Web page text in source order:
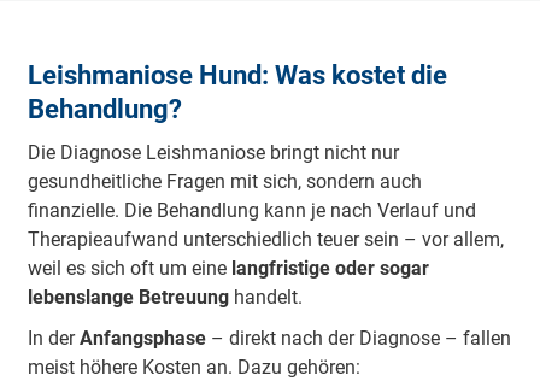
gegebenenfalls unterstützende Präparate helfen
dem Körper, besser mit der Krankheit umzugehen.
Kontrolle der Organfunktionen: Regelmäßige
Blutuntersuchungen sind wichtig, um mögliche
Schäden an Nieren oder Leber frühzeitig zu
erkennen.
Behandlung von Begleiterscheinungen:
Hautprobleme, Gelenkbeschwerden oder
Verdauungsstörungen sollten gezielt behandelt
werden, um das Wohlbefinden des Hundes zu
Leishmaniose Hund: Was kostet die
Behandlung?
Die Diagnose Leishmaniose bringt nicht nur
gesundheitliche Fragen mit sich, sondern auch
finanzielle. Die Behandlung kann je nach Verlauf und
Therapieaufwand unterschiedlich teuer sein – vor allem,
weil es sich oft um eine langfristige oder sogar
lebenslange Betreuunghandelt.
In derAnfangsphase– direkt nach der Diagnose – fallen
meist höhere Kosten an. Dazu gehören: